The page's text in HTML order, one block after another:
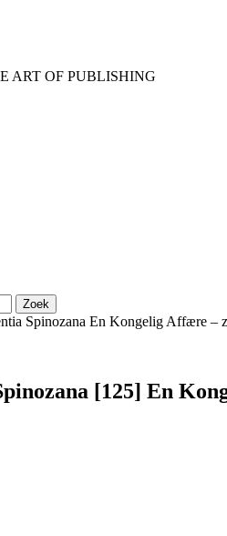
ART OF PUBLISHING
Spinozana En Kongelig Affære –
[125] En